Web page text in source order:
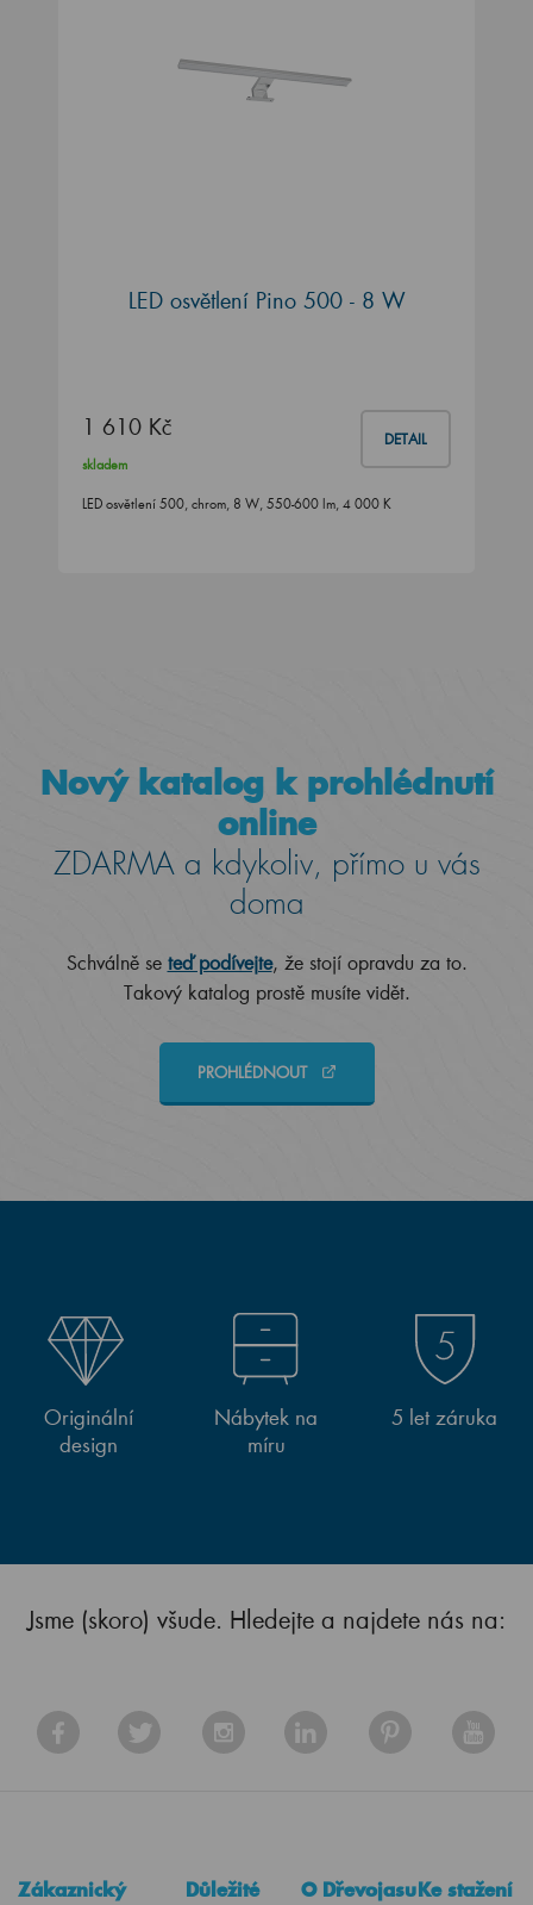
LED osvětlení Pino 500 - 8 W
1 610 Kč DETAIL
skladem
LED osvětlení 500, chrom, 8 W, 550-600 lm, 4 000 K
Nový katalog k prohlédnutí
online
ZDARMA a kdykoliv, přímo u vás
doma
Schválně se teď podívejte, že stojí opravdu za to.
Takový katalog prostě musíte vidět.
PROHLÉDNOUT
Originální
design
Nábytek na
míru
5 let záruka
Jsme (skoro) všude. Hledejte a najdete nás na:
Zákaznický
Důležité
O DřevojasuKe stažení